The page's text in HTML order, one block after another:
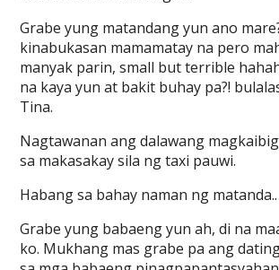
Grabe yung matandang yun ano
kinabukasan mamamatay na pero
manyak parin, small but terrible
na kaya yun at bakit buhay pa?!
Tina.
Nagtawanan ang dalawang
sa makasakay sila ng taxi pauwi.
Habang sa bahay naman ng matanda..
Grabe yung babaeng yun ah, di na
ko. Mukhang mas grabe pa ang